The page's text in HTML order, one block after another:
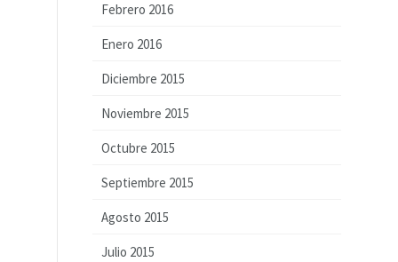
Febrero 2016
Enero 2016
Diciembre 2015
Noviembre 2015
Octubre 2015
Septiembre 2015
Agosto 2015
Julio 2015